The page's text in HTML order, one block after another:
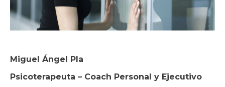
Miguel Ángel Pla
Psicoterapeuta – Coach Personal y Ejecutivo